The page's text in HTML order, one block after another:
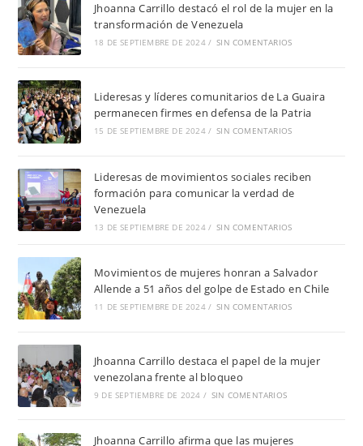
Jhoanna Carrillo destacó el rol de la mujer en la
transformación de Venezuela
18 DE SEPTIEMBRE DE 2024 / SIN COMENTARIOS
Lideresas y líderes comunitarios de La Guaira
permanecen firmes en defensa de la Patria
15 DE SEPTIEMBRE DE 2024 / SIN COMENTARIOS
Lideresas de movimientos sociales reciben
formación para comunicar la verdad de
Venezuela
13 DE SEPTIEMBRE DE 2024 / SIN COMENTARIOS
Movimientos de mujeres honran a Salvador
Allende a 51 años del golpe de Estado en Chile
11 DE SEPTIEMBRE DE 2024 / SIN COMENTARIOS
Jhoanna Carrillo destaca el papel de la mujer
venezolana frente al bloqueo
9 DE SEPTIEMBRE DE 2024 / SIN COMENTARIOS
Jhoanna Carrillo afirma que las mujeres